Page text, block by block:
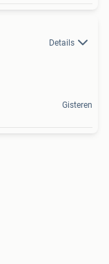
Details
Gisteren